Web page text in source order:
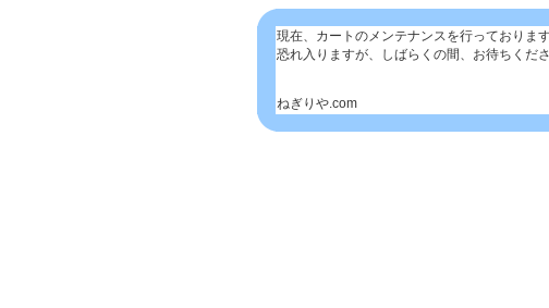
現在、カートのメンテナンスを行っております
恐れ入りますが、しばらくの間、お待ちくださ
ねぎりや.com